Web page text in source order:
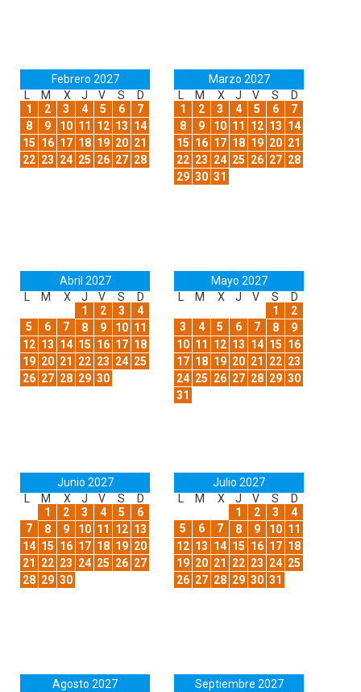
Febrero 2027
M X J V S
D
1
2 3 4 5 6
7
8
9 10 11 12 13 14
15 16 17 18 19 20 21
22 23 24 25 26 27 28
Marzo 2027
M X J V S
D
1
2 3 4 5 6
7
8
9 10 11 12 13 14
15 16 17 18 19 20 21
22 23 24 25 26 27 28
29 30 31
Abril 2027
M X J V S
D
1
2 3
4
5
6 7 8 9 10 11
12 13 14 15 16 17 18
19 20 21 22 23 24 25
26 27 28 29 30
Mayo 2027
M X J V S
D
1
2
3
4 5 6 7 8
9
10 11 12 13 14 15 16
17 18 19 20 21 22 23
24 25 26 27 28 29 30
31
Junio 2027
M X J V S
D
1
2 3 4 5
6
7
8 9 10 11 12 13
14 15 16 17 18 19 20
21
22 23 24 25 26 27
28 29 30
Julio 2027
M X J V S
D
1
2 3
4
5
6 7 8 9 10 11
12 13 14 15 16 17 18
19 20 21 22 23 24 25
26 27 28 29 30 31
Agosto 2027
Septiembre 2027